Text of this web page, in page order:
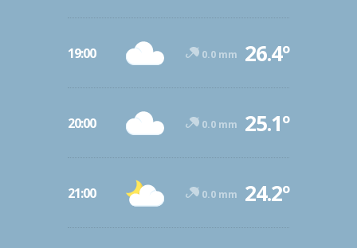
19:00 0.0 mm 26.4º
20:00 0.0 mm 25.1º
21:00 0.0 mm 24.2º